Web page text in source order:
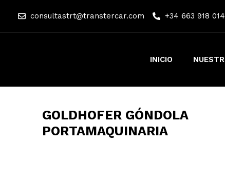
consultastrt@transtercar.com +34 663 918 014
INICIO
GOLDHOFER GÓNDOLA
PORTAMAQUINARIA